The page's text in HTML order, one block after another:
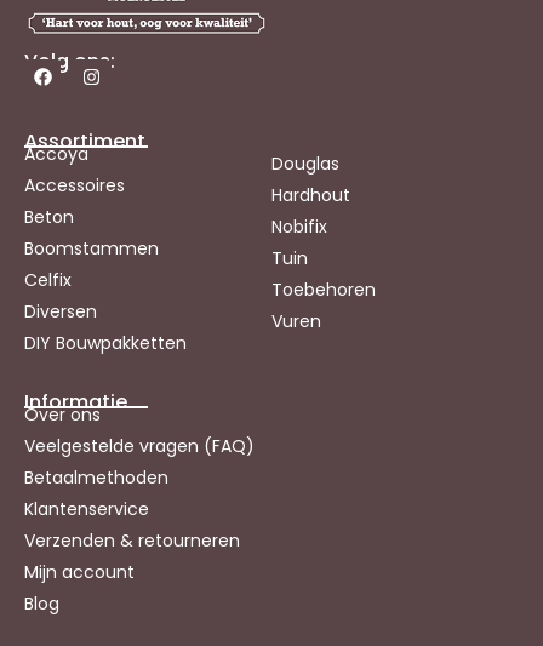
Volg ons:
Assortiment
Accoya
Accessoires
Beton
Boomstammen
Celfix
Diversen
DIY Bouwpakketten
Douglas
Hardhout
Nobifix
Tuin
Toebehoren
Vuren
Informatie
Over ons
Veelgestelde vragen (FAQ)
Betaalmethoden
Klantenservice
Verzenden & retourneren
Mijn account
Blog